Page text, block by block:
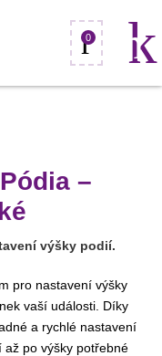
0
–
výšky podií.
pro nastavení výšky
vaší události. Díky
a rychlé nastavení
po výšky potřebné